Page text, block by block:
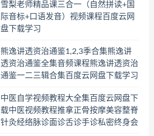
雪梨老师精品课三合一（自然拼读+国
际音标+口语发音）视频课程百度云网
盘下载学习
熊逸讲透资治通鉴1,2,3季合集熊逸讲
透资治通鉴全集音频课程熊逸讲透资治
通鉴一二三辑合集百度云网盘下载学习
中医自学视频教程大全集百度云网盘下
载中医视频教程推拿正骨按摩美容整脊
针灸经络脉诊面诊舌诊手诊私密终身会